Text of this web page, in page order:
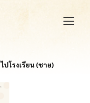
ไปโรงเรียน (ชาย)